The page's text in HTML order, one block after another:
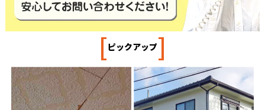
[ピックアップ]